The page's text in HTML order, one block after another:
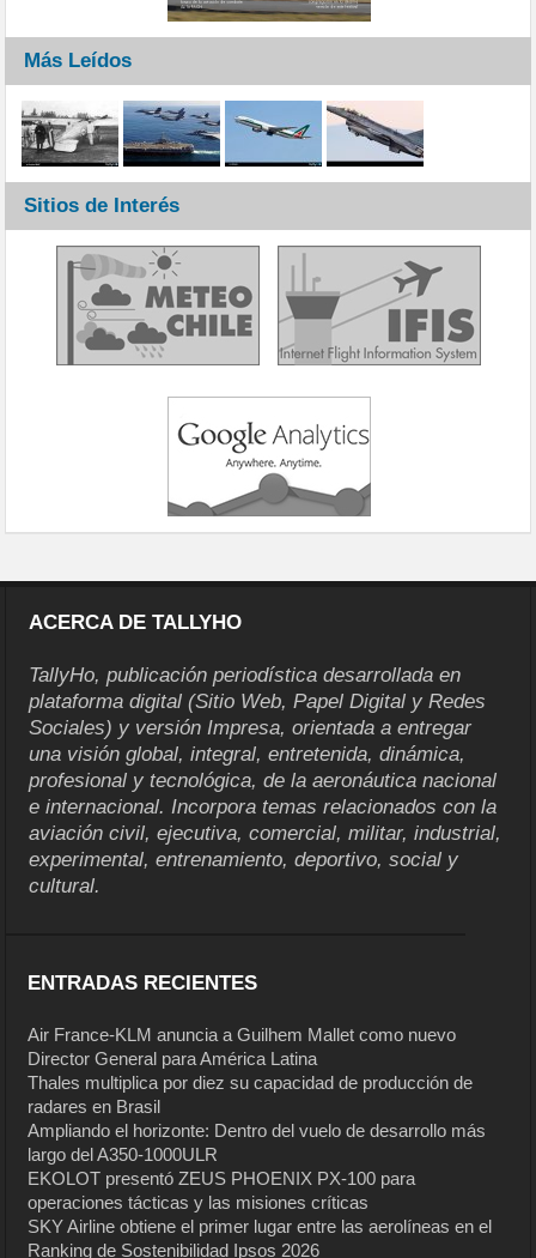
Más Leídos
Sitios de Interés
ACERCA DE TALLYHO
TallyHo, publicación periodística desarrollada en
plataforma digital (Sitio Web, Papel Digital y Redes
Sociales) y versión Impresa, orientada a entregar
una visión global, integral, entretenida, dinámica,
profesional y tecnológica, de la aeronáutica nacional
e internacional. Incorpora temas relacionados con la
aviación civil, ejecutiva, comercial, militar, industrial,
experimental, entrenamiento, deportivo, social y
cultural.
ENTRADAS RECIENTES
Air France-KLM anuncia a Guilhem Mallet como nuevo
Director General para América Latina
Thales multiplica por diez su capacidad de producción de
radares en Brasil
Ampliando el horizonte: Dentro del vuelo de desarrollo más
largo del A350-1000ULR
EKOLOT presentó ZEUS PHOENIX PX-100 para
operaciones tácticas y las misiones críticas
SKY Airline obtiene el primer lugar entre las aerolíneas en el
Ranking de Sostenibilidad Ipsos 2026